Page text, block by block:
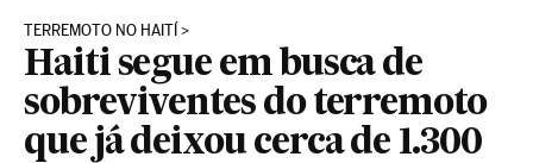
TERREMOTO NO HAITÍ
Haiti segue em busca de
sobreviventes do terremoto
que já deixou cerca de 1.300